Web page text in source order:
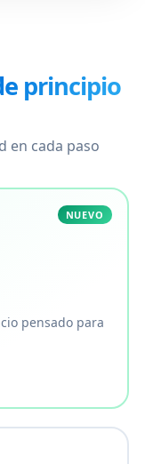
principio
en cada paso
NUEVO
pensado para